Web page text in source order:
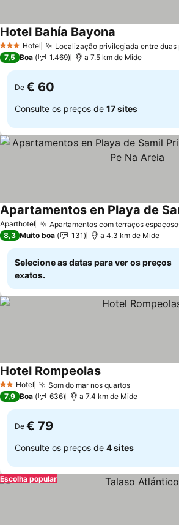
3 EstrelasHotel Localização privilegiada entre duas
Hotel Bahía Bayona
7,5 Boa 1.469 a 7.5 km de Mide
De € 60
Consulte os preços de 17 sites
Aparthotel Apartamentos com terraços
8,3 Muito boa 131 a 4.3 km de Mide
Selecione as datas para ver os preços
exatos.
2 Estrelas
Hotel Som do mar nos quartos
Hotel Rompeolas
7,9 Boa 636 a 7.4 km de Mide
De € 79
Consulte os preços de 4 sites
Escolha popular